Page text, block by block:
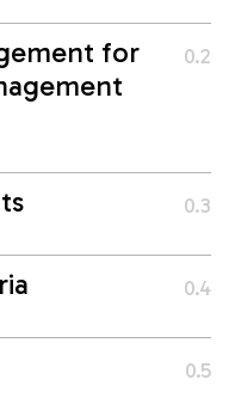
for
0.2
0.3
0.4
0.5